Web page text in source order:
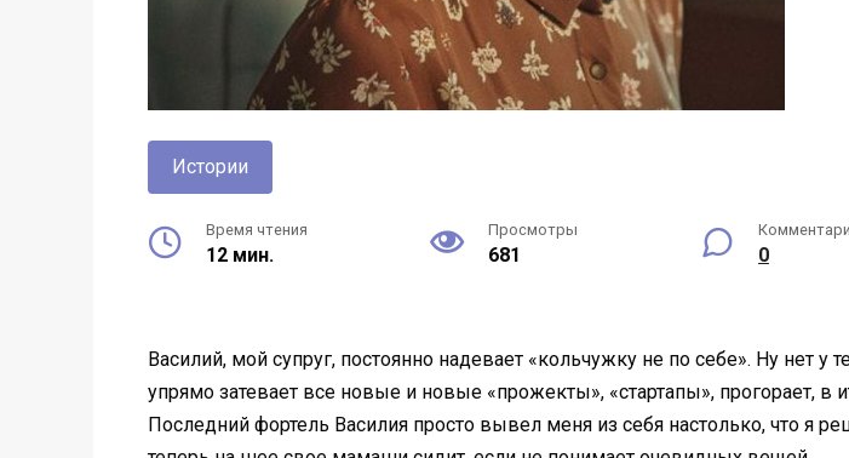
Истории
Время чтения
12 мин.
Просмотры
681 0
Василий, мой супруг, постоянно надевает «кольчужку не по себе». Ну нет
упрямо затевает все новые и новые «прожекты», «стартапы», прогорает,
Последний фортель Василия просто вывел меня из себя настолько, что я